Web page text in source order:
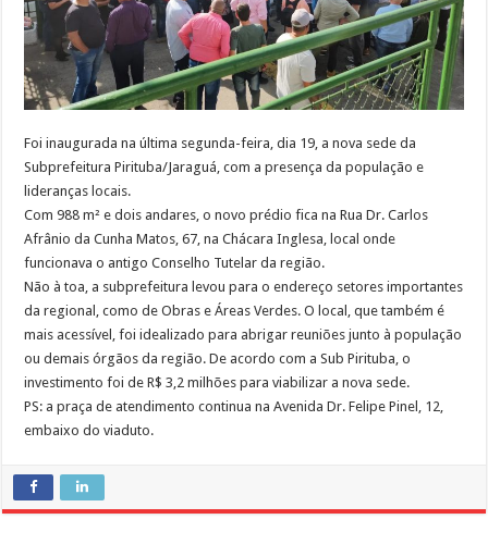
Foi inaugurada na última segunda-feira, dia 19, a nova sede da
Subprefeitura Pirituba/Jaraguá, com a presença da população e
lideranças locais.
Com 988 m² e dois andares, o novo prédio fica na Rua Dr. Carlos
Afrânio da Cunha Matos, 67, na Chácara Inglesa, local onde
funcionava o antigo Conselho Tutelar da região.
Não à toa, a subprefeitura levou para o endereço setores importantes
da regional, como de Obras e Áreas Verdes. O local, que também é
mais acessível, foi idealizado para abrigar reuniões junto à população
ou demais órgãos da região. De acordo com a Sub Pirituba, o
investimento foi de R$ 3,2 milhões para viabilizar a nova sede.
PS: a praça de atendimento continua na Avenida Dr. Felipe Pinel, 12,
embaixo do viaduto.